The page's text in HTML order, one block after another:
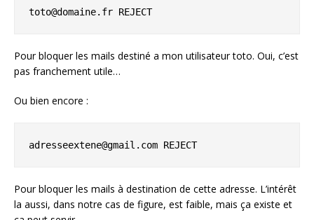
toto@domaine.fr REJECT
Pour bloquer les mails destiné a mon utilisateur toto. Oui, c’est
pas franchement utile…
Ou bien encore :
adresseextene@gmail.com REJECT
Pour bloquer les mails à destination de cette adresse. L’intérêt
la aussi, dans notre cas de figure, est faible, mais ça existe et